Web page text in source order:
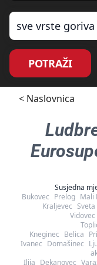
sve vrste goriva
POTRAŽI
< Naslovnica
Susjedna
Bukovec Prelog Mali
Kraljevec
Vidovec
Kneginec Belica
Ivanec Domašinec
Ilija Dekanovec